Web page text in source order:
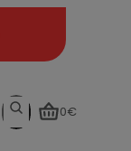
Search
0€